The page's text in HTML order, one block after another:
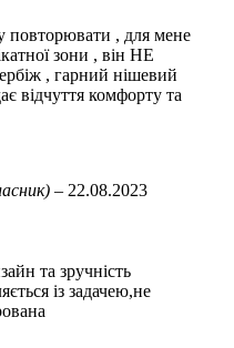
сміття та придатна
складається з пластику,
світу.
просто зніміть прозору
душу.
повторювати , для мене
зони , він НЕ
, гарний нішевий
відчуття комфорту та
– 22.08.2023
та зручність
із задачею,не